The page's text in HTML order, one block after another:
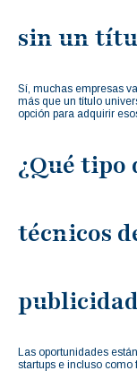
sin un
Sí, muchas empresas
más que un título
opción para adquirir
¿Qué tipo
técnicos
Las oportunidades
startups e incluso como